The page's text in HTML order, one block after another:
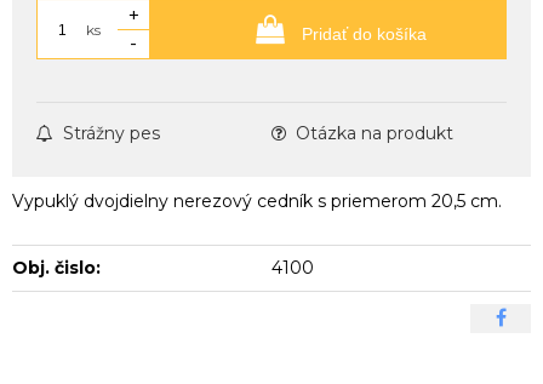
ks
+
-
Pridať do košíka
Strážny pes Otázka na produkt
Vypuklý dvojdielny nerezový cedník s priemerom 20,5 cm.
Obj. čislo: 4100